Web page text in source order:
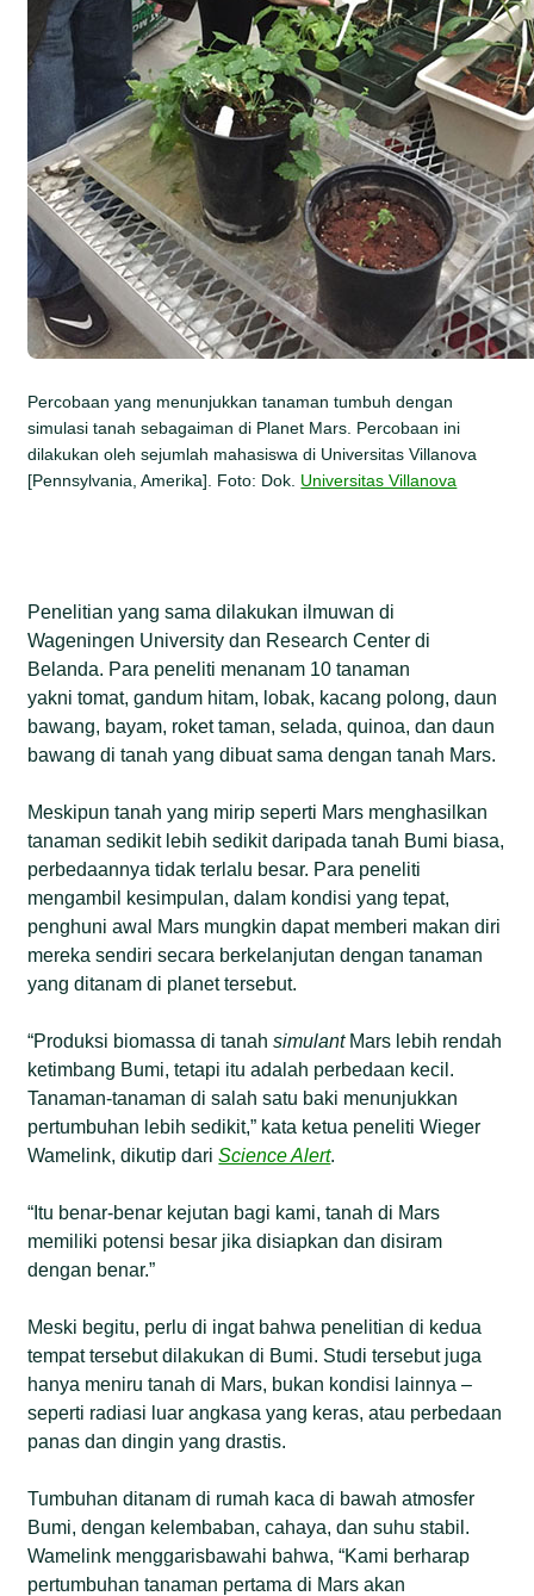
Percobaan yang menunjukkan tanaman tumbuh dengan
simulasi tanah sebagaiman di Planet Mars. Percobaan ini
dilakukan oleh sejumlah mahasiswa di Universitas Villanova
[Pennsylvania, Amerika]. Foto: Dok. Universitas Villanova
Penelitian yang sama dilakukan ilmuwan di
Wageningen University dan Research Center di
Belanda. Para peneliti menanam 10 tanaman
yakni tomat, gandum hitam, lobak, kacang polong, daun
bawang, bayam, roket taman, selada, quinoa, dan daun
bawang di tanah yang dibuat sama dengan tanah Mars.
Meskipun tanah yang mirip seperti Mars menghasilkan
tanaman sedikit lebih sedikit daripada tanah Bumi biasa,
perbedaannya tidak terlalu besar. Para peneliti
mengambil kesimpulan, dalam kondisi yang tepat,
penghuni awal Mars mungkin dapat memberi makan diri
mereka sendiri secara berkelanjutan dengan tanaman
yang ditanam di planet tersebut.
“Produksi biomassa di tanahsimulantMars lebih rendah
ketimbang Bumi, tetapi itu adalah perbedaan kecil.
Tanaman-tanaman di salah satu baki menunjukkan
pertumbuhan lebih sedikit,” kata ketua peneliti Wieger
Wamelink, dikutip dariScience Alert.
“Itu benar-benar kejutan bagi kami, tanah di Mars
memiliki potensi besar jika disiapkan dan disiram
dengan benar.”
Meski begitu, perlu di ingat bahwa penelitian di kedua
tempat tersebut dilakukan di Bumi. Studi tersebut juga
hanya meniru tanah di Mars, bukan kondisi lainnya –
seperti radiasi luar angkasa yang keras, atau perbedaan
panas dan dingin yang drastis.
Tumbuhan ditanam di rumah kaca di bawah atmosfer
Bumi, dengan kelembaban, cahaya, dan suhu stabil.
Wamelink menggarisbawahi bahwa, “Kami berharap
pertumbuhan tanaman pertama di Mars akan